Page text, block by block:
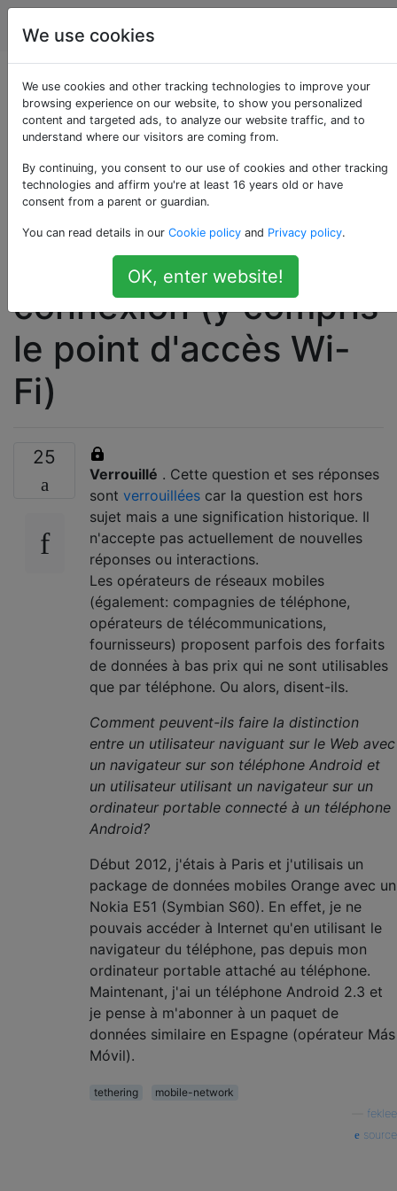
Android
Comment les
compagnies de
téléphone peuvent-
elles détecter le
partage de
connexion (y compris
le point d'accès Wi-
Fi)
25
Verrouillé . Cette question et ses réponses
sont verrouillées car la question est hors
sujet mais a une signification historique. Il
n'accepte pas actuellement de nouvelles
réponses ou interactions.
Les opérateurs de réseaux mobiles
(également: compagnies de téléphone,
opérateurs de télécommunications,
fournisseurs) proposent parfois des forfaits
de données à bas prix qui ne sont utilisables
que par téléphone. Ou alors, disent-ils.
Comment peuvent-ils faire la distinction
entre un utilisateur naviguant sur le Web avec
un navigateur sur son téléphone Android et
un utilisateur utilisant un navigateur sur un
ordinateur portable connecté à un téléphone
Android?
Début 2012, j'étais à Paris et j'utilisais un
package de données mobiles Orange avec un
Nokia E51 (Symbian S60). En effet, je ne
pouvais accéder à Internet qu'en utilisant le
navigateur du téléphone, pas depuis mon
ordinateur portable attaché au téléphone.
Maintenant, j'ai un téléphone Android 2.3 et
je pense à m'abonner à un paquet de
données similaire en Espagne (opérateur Más
Móvil).
tethering
mobile-network
feklee
source
We use cookies
We use cookies and other tracking technologies to improve your
browsing experience on our website, to show you personalized
content and targeted ads, to analyze our website traffic, and to
understand where our visitors are coming from.
By continuing, you consent to our use of cookies and other tracking
technologies and affirm you're at least 16 years old or have
consent from a parent or guardian.
You can read details in our Cookie policy and Privacy policy.
OK, enter website!